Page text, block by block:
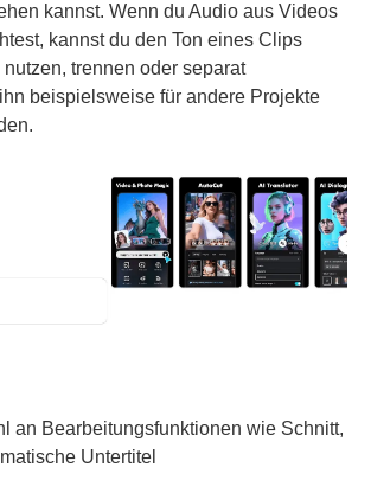
kannst. Wenn du Audio aus Videos
kannst du den Ton eines Clips
trennen oder separat
beispielsweise für andere Projekte
an Bearbeitungsfunktionen wie Schnitt,
Untertitel